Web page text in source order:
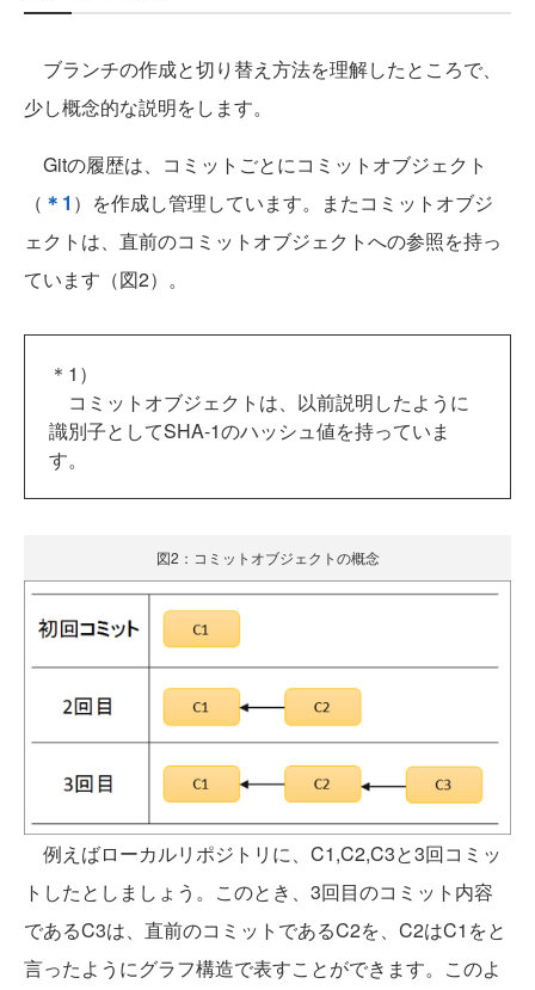
ブランチの作成と切り替え方法を理解したところで、
少し概念的な説明をします。
Gitの履歴は、コミットごとにコミットオブジェクト
（ ＊1 ）を作成し管理しています。またコミットオブジ
ェクトは、直前のコミットオブジェクトへの参照を持っ
ています（図2）。
＊1）
コミットオブジェクトは、以前説明したように
識別子としてSHA-1のハッシュ値を持っていま
す。
図2：コミットオブジェクトの概念
例えばローカルリポジトリに、C1,C2,C3と3回コミッ
トしたとしましょう。このとき、3回目のコミット内容
であるC3は、直前のコミットであるC2を、C2はC1をと
言ったようにグラフ構造で表すことができます。このよ